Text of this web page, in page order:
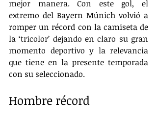
mejor manera. Con este gol, el
extremo del Bayern Múnich volvió a
romper un récord con la camiseta de
la ‘tricolor’ dejando en claro su gran
momento deportivo y la relevancia
que tiene en la presente temporada
con su seleccionado.
Hombre récord